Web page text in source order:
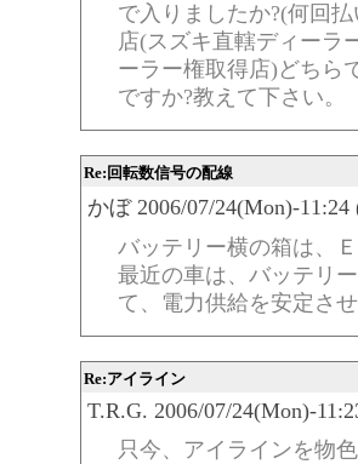
で入りましたか?(何回
店(スズキ直轄ディーラ
ーラー権取得店)どちら
ですか?教えて下さい。
Re:回転数信号の配線
かぼ 2006/07/24(Mon)-11:24
バッテリー横の箱は、
最近の車は、バッテリ
て、電力供給を安定さ
Re:アイライン
T.R.G. 2006/07/24(Mon)-
只今、アイラインを物